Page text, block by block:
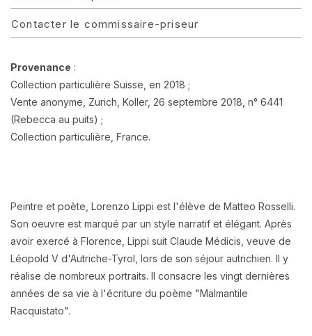
Contacter le commissaire-priseur
Provenance :
Collection particulière Suisse, en 2018 ;
Vente anonyme, Zurich, Koller, 26 septembre 2018, n° 6441
(Rebecca au puits) ;
Collection particulière, France.
Peintre et poète, Lorenzo Lippi est l'élève de Matteo Rosselli.
Son oeuvre est marqué par un style narratif et élégant. Après
avoir exercé à Florence, Lippi suit Claude Médicis, veuve de
Léopold V d'Autriche-Tyrol, lors de son séjour autrichien. Il y
réalise de nombreux portraits. Il consacre les vingt dernières
années de sa vie à l'écriture du poème "Malmantile
Racquistato".